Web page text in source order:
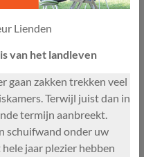
Lienden
van het landleven
gaan zakken trekken veel
Terwijl juist dan in
termijn aanbreekt.
schuifwand onder uw
jaar plezier hebben